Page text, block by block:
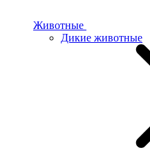
Животные
Дикие животные